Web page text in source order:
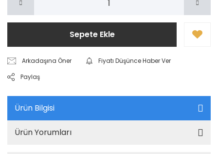
Sepete Ekle
Arkadaşına Öner
Fiyatı Düşünce Haber Ver
Paylaş
Ürün Bilgisi
Ürün Yorumları